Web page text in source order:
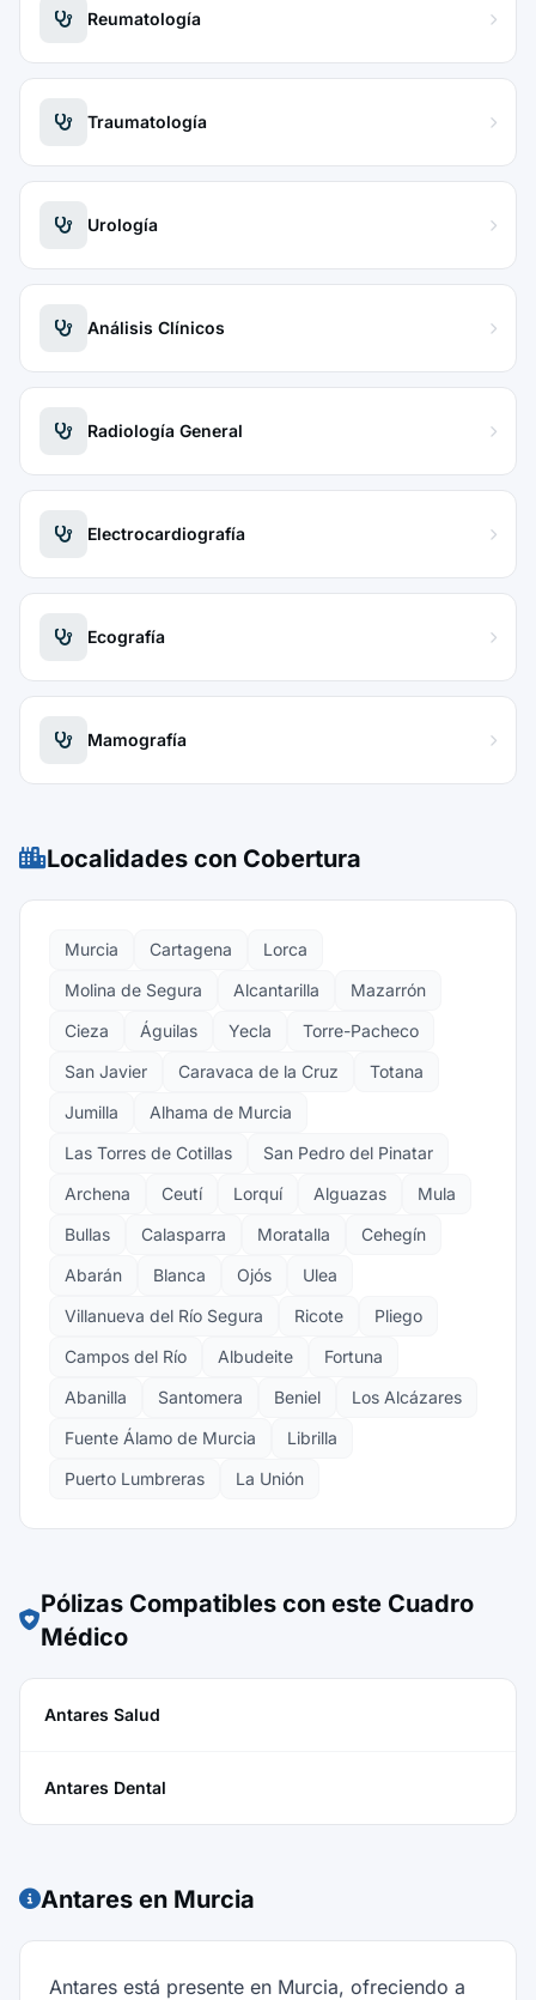
Reumatología
Traumatología
Urología
Análisis Clínicos
Radiología General
Electrocardiografía
Ecografía
Mamografía
Localidades con Cobertura
Murcia Cartagena
Lorca
Molina de Segura
Alcantarilla
Mazarrón
Cieza
Águilas Yecla
Torre-Pacheco
San Javier
Caravaca de la Cruz
Totana
Jumilla
Alhama de Murcia
Las Torres de Cotillas
San Pedro del Pinatar
Archena
Ceutí Lorquí Alguazas
Mula
Bullas
Calasparra Moratalla
Cehegín
Abarán
Blanca Ojós
Ulea
Villanueva del Río Segura
Ricote
Pliego
Campos del Río
Albudeite
Fortuna
Abanilla
Santomera Beniel
Los Alcázares
Fuente Álamo de Murcia
Librilla
Puerto Lumbreras
La Unión
Pólizas Compatibles con este Cuadro
Médico
Antares Salud
Antares Dental
Antares en Murcia
Antares está presente en Murcia, ofreciendo a